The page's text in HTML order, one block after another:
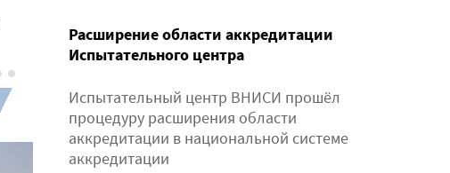
Расширение области аккредитации
Испытательного центра
Испытательный центр ВНИСИ прошёл
процедуру расширения области
аккредитации в национальной системе
аккредитации